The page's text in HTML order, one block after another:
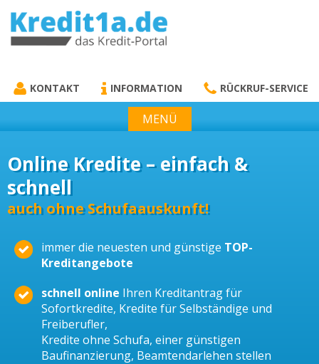
KREDIT1A.DE
KONTAKT INFORMATION RÜCKRUF-SERVICE
MENÜ
Online Kredite – einfach &
schnell
auch ohne Schufaauskunft!
immer die neuesten und günstige TOP-
Kreditangebote
schnell online Ihren Kreditantrag für
Sofortkredite, Kredite für Selbständige und
Freiberufler,
Kredite ohne Schufa, einer günstigen
Baufinanzierung, Beamtendarlehen stellen